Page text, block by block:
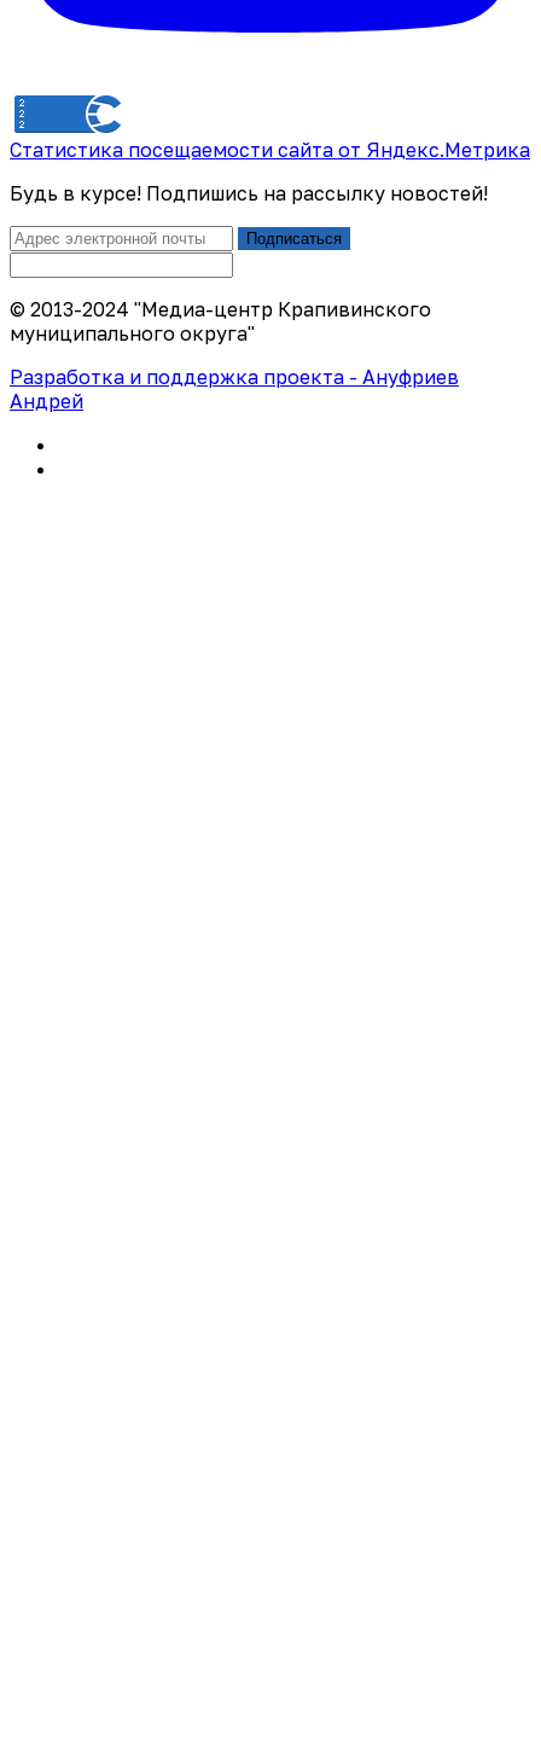
Статистика посещаемости сайта от Яндекс.Метрика
Будь в курсе! Подпишись на рассылку новостей!
Подписаться
© 2013-2024 "Медиа-центр Крапивинского
муниципального округа"
Разработка и поддержка проекта - Ануфриев
Андрей